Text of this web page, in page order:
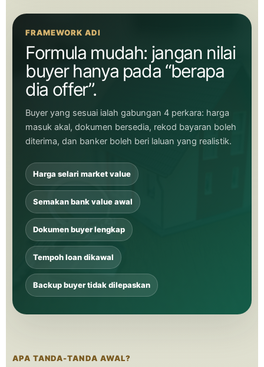
FRAMEWORK ADI
Formula mudah: jangan nilai
buyer hanya pada “berapa
dia offer”.
Buyer yang sesuai ialah gabungan 4 perkara: harga
masuk akal, dokumen bersedia, rekod bayaran boleh
diterima, dan banker boleh beri laluan yang realistik.
Harga selari market value
Semakan bank value awal
Dokumen buyer lengkap
Tempoh loan dikawal
Backup buyer tidak dilepaskan
APA TANDA-TANDA AWAL?